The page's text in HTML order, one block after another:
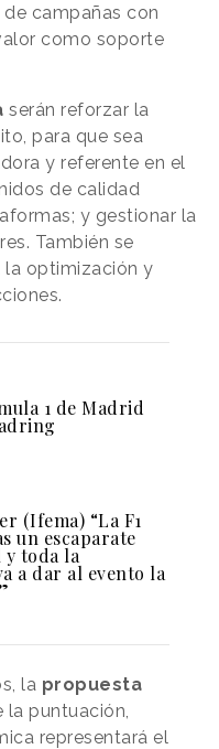
campañas con
como soporte
serán reforzar la
para que sea
y referente en el
de calidad
y gestionar la
También se
la optimización y
1 de Madrid
(Ifema) “La F1
un escaparate
toda la
a dar al evento la
la propuesta
la puntuación,
representará el